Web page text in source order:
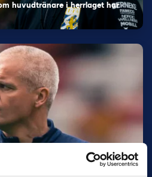
huvudtränare i herrlaget har
i Malmö FF